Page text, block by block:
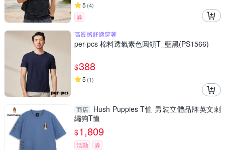
5 (4)
券
高質感舒適穿著
per-pcs 棉料透氣素色圓領T_藍黑(PS1566)
$388
5 (1)
商店
Hush Puppies T恤 男裝立體品牌英文刺
繡狗T恤
$1,809
活動 券